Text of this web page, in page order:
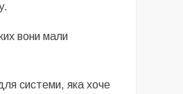
вони мали
системи, яка хоче